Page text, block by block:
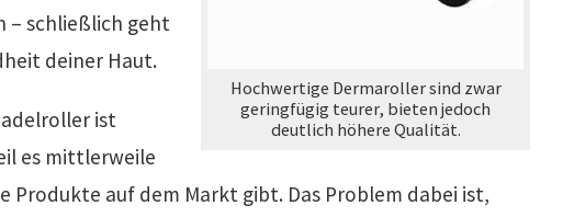
Hochwertige Dermaroller sind zwar
geringfügig teurer, bieten jedoch
deutlich höhere Qualität.
– schließlich geht
deiner Haut.
ist
es mittlerweile
Produkte auf dem Markt gibt. Das Problem dabei ist,